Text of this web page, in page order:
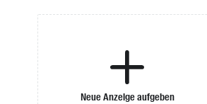
Neue Anzeige aufgeben